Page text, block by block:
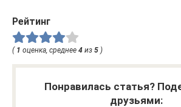
Рейтинг
( 1 оценка, среднее 4 из 5 )
Понравилась статья?
друзьями: